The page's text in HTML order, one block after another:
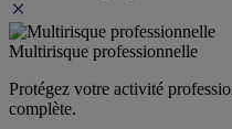
Multirisque professionnelle
Protégez votre activité
complète.